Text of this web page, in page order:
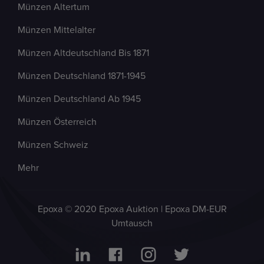
Münzen Altertum
Münzen Mittelalter
Münzen Altdeutschland Bis 1871
Münzen Deutschland 1871-1945
Münzen Deutschland Ab 1945
Münzen Österreich
Münzen Schweiz
Mehr
Epoxa © 2020 Epoxa Auktion | Epoxa DM-EUR
Umtausch